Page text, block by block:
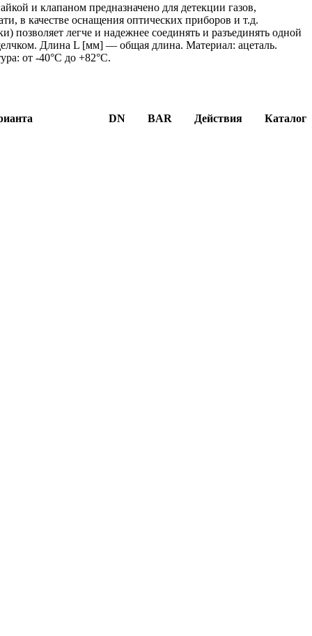
и клапаном предназначено для детекции газов,
в качестве оснащения оптических приборов и т.д.
позволяет легче и надежнее соединять и разъединять одной
Длина L [мм] — общая длина. Материал: ацеталь.
от -40°C до +82°C.
DN BAR Действия Каталог